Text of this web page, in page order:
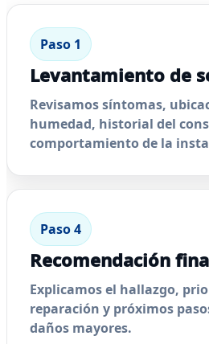
Paso 1
Levantamiento de
Revisamos síntomas,
humedad, historial del
comportamiento de la
Paso 4
Recomendación
Explicamos el hallazgo,
reparación y próximos
daños mayores.